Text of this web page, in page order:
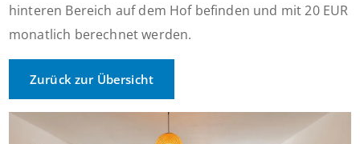
hinteren Bereich auf dem Hof befinden und mit 20 EUR
monatlich berechnet werden.
Zurück zur Übersicht